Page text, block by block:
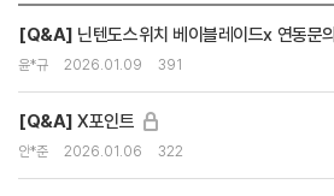
[Q&A] 닌텐도스위치 베이블레이드x 연동문의
윤*규 2026.01.09 391
[Q&A] X포인트
안*준 2026.01.06 322